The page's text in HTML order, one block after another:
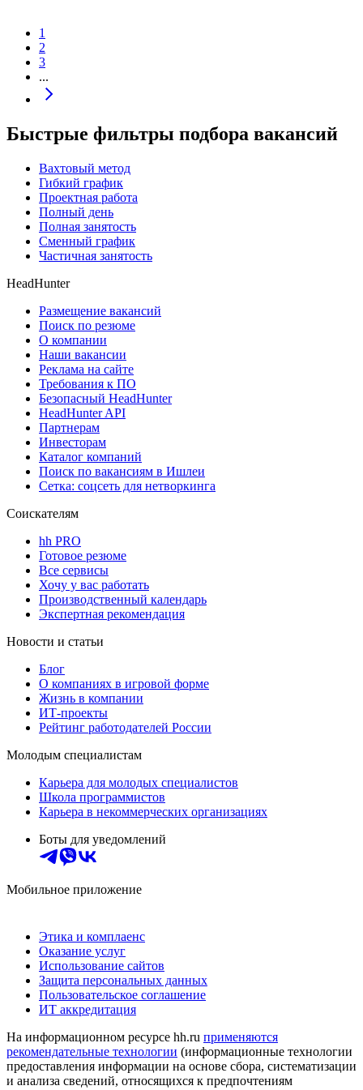
1
2
3
...
Быстрые фильтры подбора вакансий
Вахтовый метод
Гибкий график
Проектная работа
Полный день
Полная занятость
Сменный график
Частичная занятость
HeadHunter
Размещение вакансий
Поиск по резюме
О компании
Наши вакансии
Реклама на сайте
Требования к ПО
Безопасный HeadHunter
HeadHunter API
Партнерам
Инвесторам
Каталог компаний
Поиск по вакансиям в Ишлеи
Сетка: соцсеть для нетворкинга
Соискателям
hh PRO
Готовое резюме
Все сервисы
Хочу у вас работать
Производственный календарь
Экспертная рекомендация
Новости и статьи
Блог
О компаниях в игровой форме
Жизнь в компании
ИТ-проекты
Рейтинг работодателей России
Молодым специалистам
Карьера для молодых специалистов
Школа программистов
Карьера в некоммерческих организациях
Боты для уведомлений
Мобильное приложение
Этика и комплаенс
Оказание услуг
Использование сайтов
Защита персональных данных
Пользовательское соглашение
ИТ аккредитация
На информационном ресурсе hh.ru применяются
рекомендательные технологии (информационные технологии
предоставления информации на основе сбора, систематизации
и анализа сведений, относящихся к предпочтениям